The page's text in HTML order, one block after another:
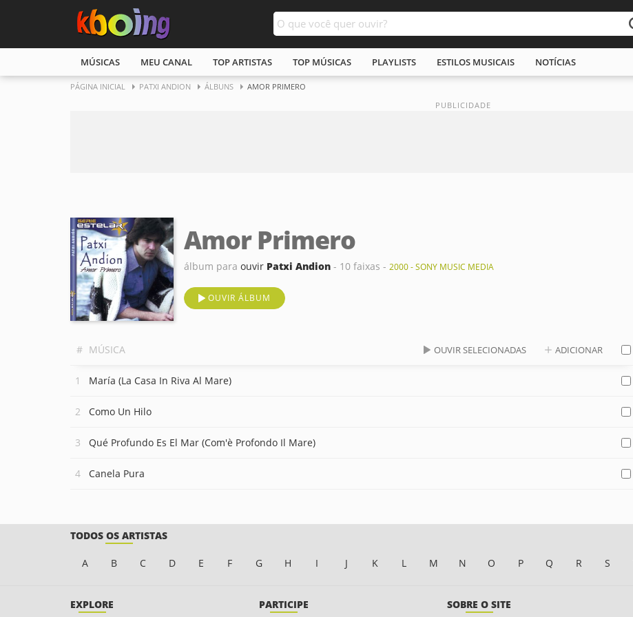
MÚSICAS MEU CANAL TOP ARTISTAS TOP MÚSICAS PLAYLISTS ESTILOS MUSICAIS NOTÍCIAS
PÁGINA INICIAL PATXI ANDION ÁLBUNS AMOR PRIMERO
Amor Primero
álbum para ouvir Patxi Andion - 10 faixas - 2000 - SONY MUSIC MEDIA
OUVIR ÁLBUM
# MÚSICA OUVIR SELECIONADAS ADICIONAR
María (La Casa In Riva Al Mare)
Como Un Hilo
Qué Profundo Es El Mar (Com'è Profondo Il Mare)
Canela Pura
TODOS OS ARTISTAS
A B C D E F G H I J K L M N O P Q R S
EXPLORE PARTICIPE SOBRE O SITE